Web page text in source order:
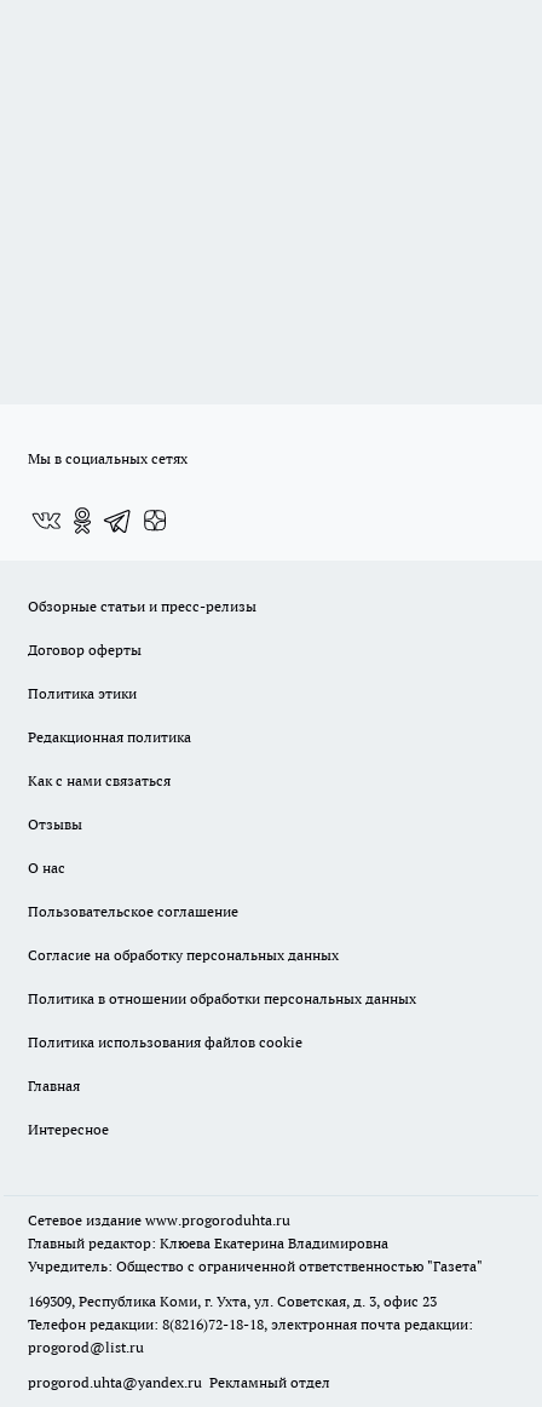
Мы в социальных сетях
Обзорные статьи и пресс-релизы
Договор оферты
Политика этики
Редакционная политика
Как с нами связаться
Отзывы
О нас
Пользовательское соглашение
Согласие на обработку персональных данных
Политика в отношении обработки персональных данных
Политика использования файлов cookie
Главная
Интересное
Сетевое издание www.progoroduhta.ru
Главный редактор: Клюева Екатерина Владимировна
Учредитель: Общество с ограниченной ответственностью "Газета"
169309, Республика Коми, г. Ухта, ул. Советская, д. 3, офис 23
Телефон редакции: 8(8216)72-18-18, электронная почта редакции:
progorod@list.ru
progorod.uhta@yandex.ru Рекламный отдел